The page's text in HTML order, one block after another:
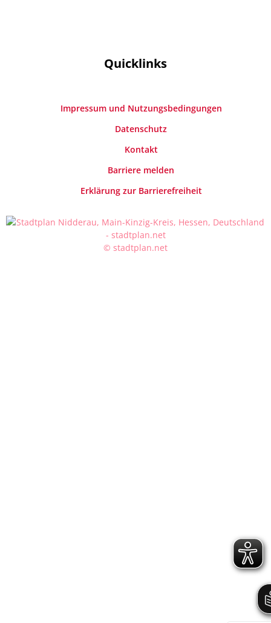
Quicklinks
Impressum und Nutzungsbedingungen
Datenschutz
Kontakt
Barriere melden
Erklärung zur Barrierefreiheit
© stadtplan.net